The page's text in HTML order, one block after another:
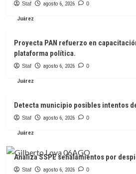
Staf agosto 6, 2026 0
Juárez
Proyecta PAN refuerzo en
plataforma política.
Staf agosto 6, 2026 0
Juárez
Detecta municipio posibles intentos
Staf agosto 6, 2026 0
Juárez
Analiza SSPE señalamientos por
Staf agosto 6, 2026 0